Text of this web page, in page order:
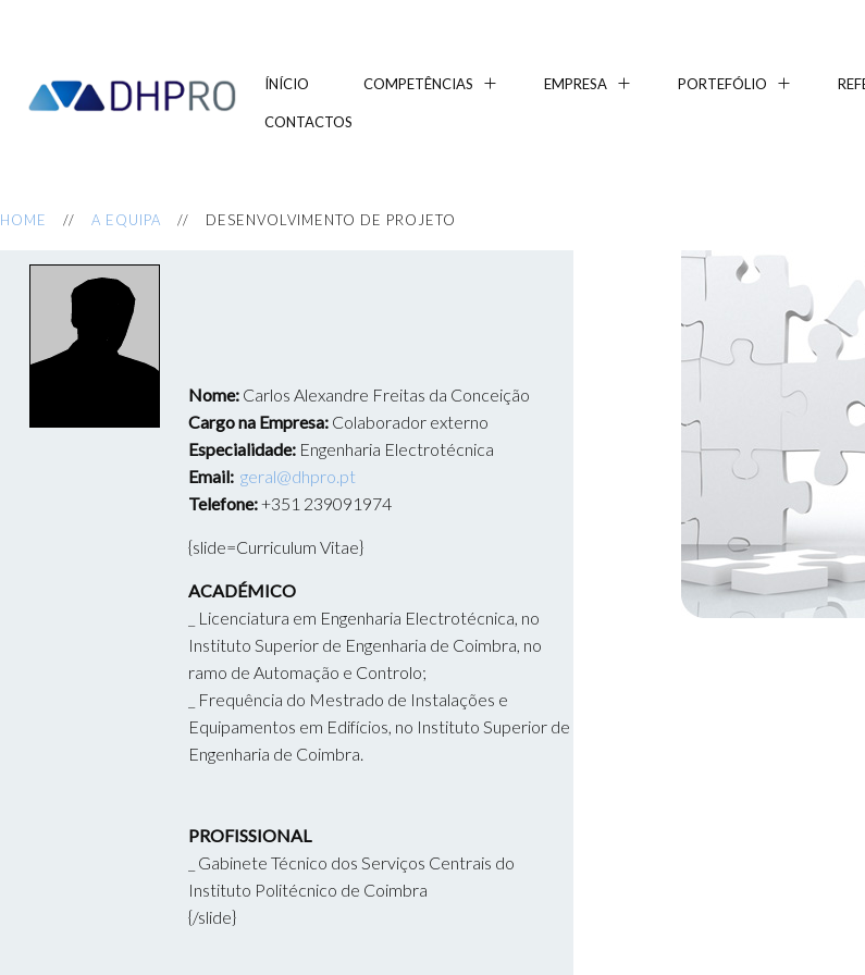
ÍNÍCIO COMPETÊNCIAS EMPRESA PORTEFÓLIO
CONTACTOS
HOME A EQUIPA DESENVOLVIMENTO DE PROJETO
Nome: Carlos Alexandre Freitas da Conceição
Cargo na Empresa: Colaborador externo
Especialidade: Engenharia Electrotécnica
Email: geral@dhpro.pt
Telefone:+351 239091974
{slide=Curriculum Vitae}
ACADÉMICO
_ Licenciatura em Engenharia Electrotécnica, no
Instituto Superior de Engenharia de Coimbra, no
ramo de Automação e Controlo;
_ Frequência do Mestrado de Instalações e
Equipamentos em Edifícios, no Instituto Superior de
Engenharia de Coimbra.
PROFISSIONAL
_ Gabinete Técnico dos Serviços Centrais do
Instituto Politécnico de Coimbra
{/slide}